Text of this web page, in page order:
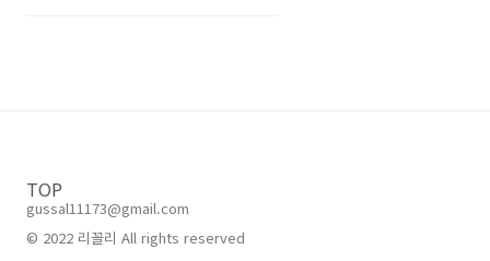
TOP
gussal11173@gmail.com
© 2022 리꼴리 All rights reserved